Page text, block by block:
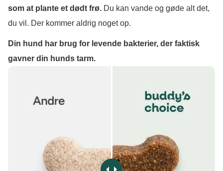
som at plante et dødt frø. Du kan vande og gøde alt det,
du vil. Der kommer aldrig noget op.
Din hund har brug for levende bakterier, der faktisk
gavner din hunds tarm.